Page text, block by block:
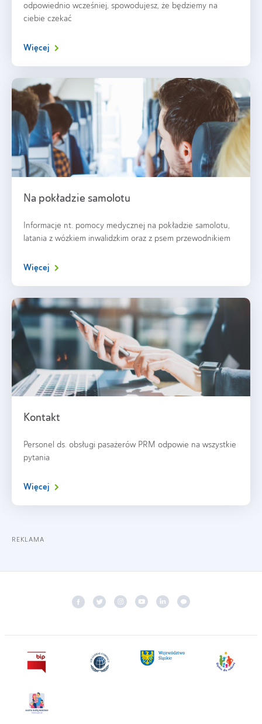
odpowiednio wcześniej, spowodujesz, że będziemy na
ciebie czekać
Więcej
Na pokładzie samolotu
Informacje nt. pomocy medycznej na pokładzie samolotu,
latania z wózkiem inwalidzkim oraz z psem przewodnikiem
Więcej
Kontakt
Personel ds. obsługi pasażerów PRM odpowie na wszystkie
pytania
Więcej
REKLAMA